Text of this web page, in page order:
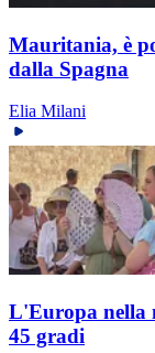
Mauritania, è
dalla Spagna
Elia Milani
L'Europa nella
45 gradi